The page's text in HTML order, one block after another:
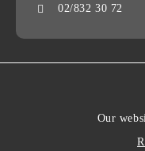
02/832 30 72
Our